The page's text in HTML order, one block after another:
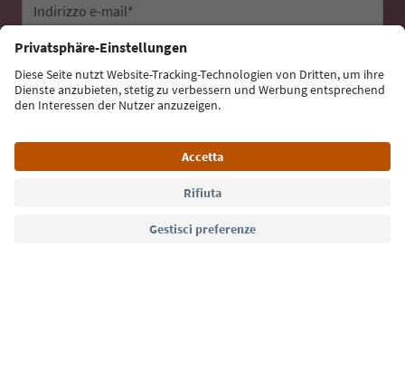
Indirizzo e-mail*
Iscriviti alla newsletter